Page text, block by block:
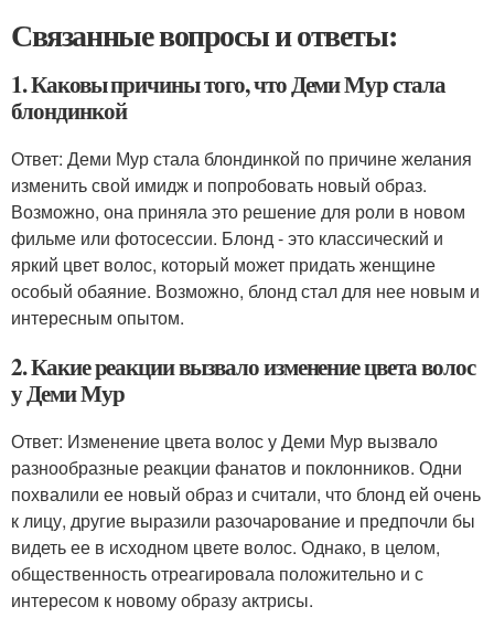
Связанные вопросы и ответы:
1. Каковы причины того, что Деми Мур стала
блондинкой
Ответ: Деми Мур стала блондинкой по причине желания
изменить свой имидж и попробовать новый образ.
Возможно, она приняла это решение для роли в новом
фильме или фотосессии. Блонд - это классический и
яркий цвет волос, который может придать женщине
особый обаяние. Возможно, блонд стал для нее новым и
интересным опытом.
2. Какие реакции вызвало изменение цвета волос
у Деми Мур
Ответ: Изменение цвета волос у Деми Мур вызвало
разнообразные реакции фанатов и поклонников. Одни
похвалили ее новый образ и считали, что блонд ей очень
к лицу, другие выразили разочарование и предпочли бы
видеть ее в исходном цвете волос. Однако, в целом,
общественность отреагировала положительно и с
интересом к новому образу актрисы.